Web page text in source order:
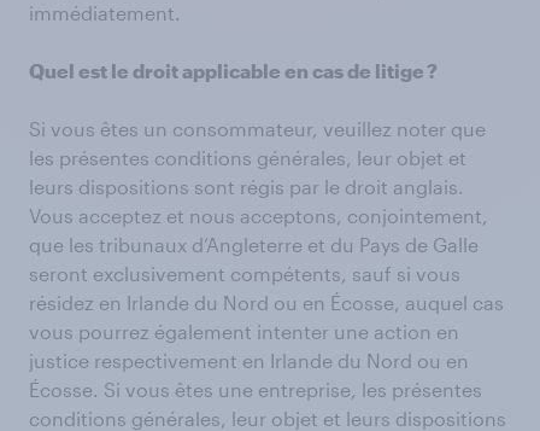
immédiatement.
Quel est le droit applicable en cas de litige ?
Si vous êtes un consommateur, veuillez noter que
les présentes conditions générales, leur objet et
leurs dispositions sont régis par le droit anglais.
Vous acceptez et nous acceptons, conjointement,
que les tribunaux d’Angleterre et du Pays de Galle
seront exclusivement compétents, sauf si vous
résidez en Irlande du Nord ou en Écosse, auquel cas
vous pourrez également intenter une action en
justice respectivement en Irlande du Nord ou en
Écosse. Si vous êtes une entreprise, les présentes
conditions générales, leur objet et leurs dispositions